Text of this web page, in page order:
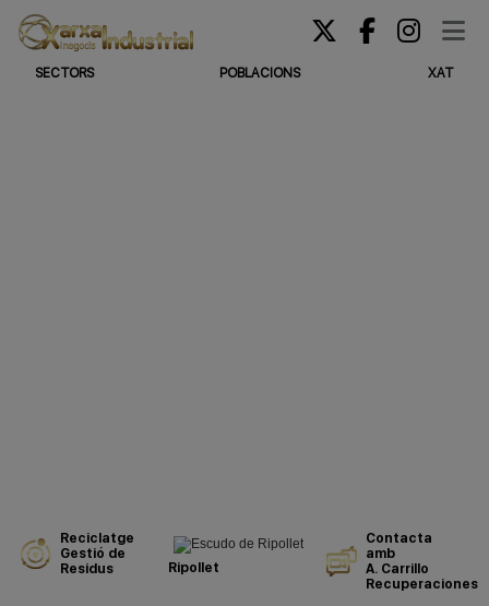
SECTORS POBLACIONS XAT
Reciclatge
Gestió de
Residus
Ripollet
Contacta
amb
A. Carrillo
Recuperaciones